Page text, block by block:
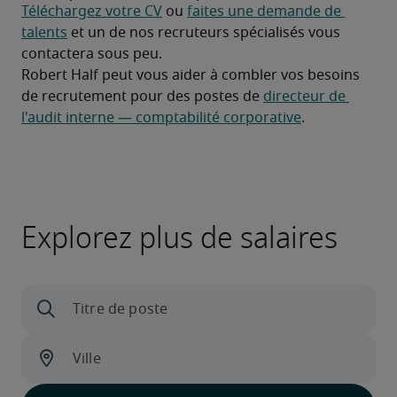
Téléchargez votre CV ou faites une demande de
talents et un de nos recruteurs spécialisés vous
contactera sous peu.
Robert Half peut vous aider à combler vos besoins
de recrutement pour des postes de directeur de
l'audit interne — comptabilité corporative.
Explorez plus de salaires